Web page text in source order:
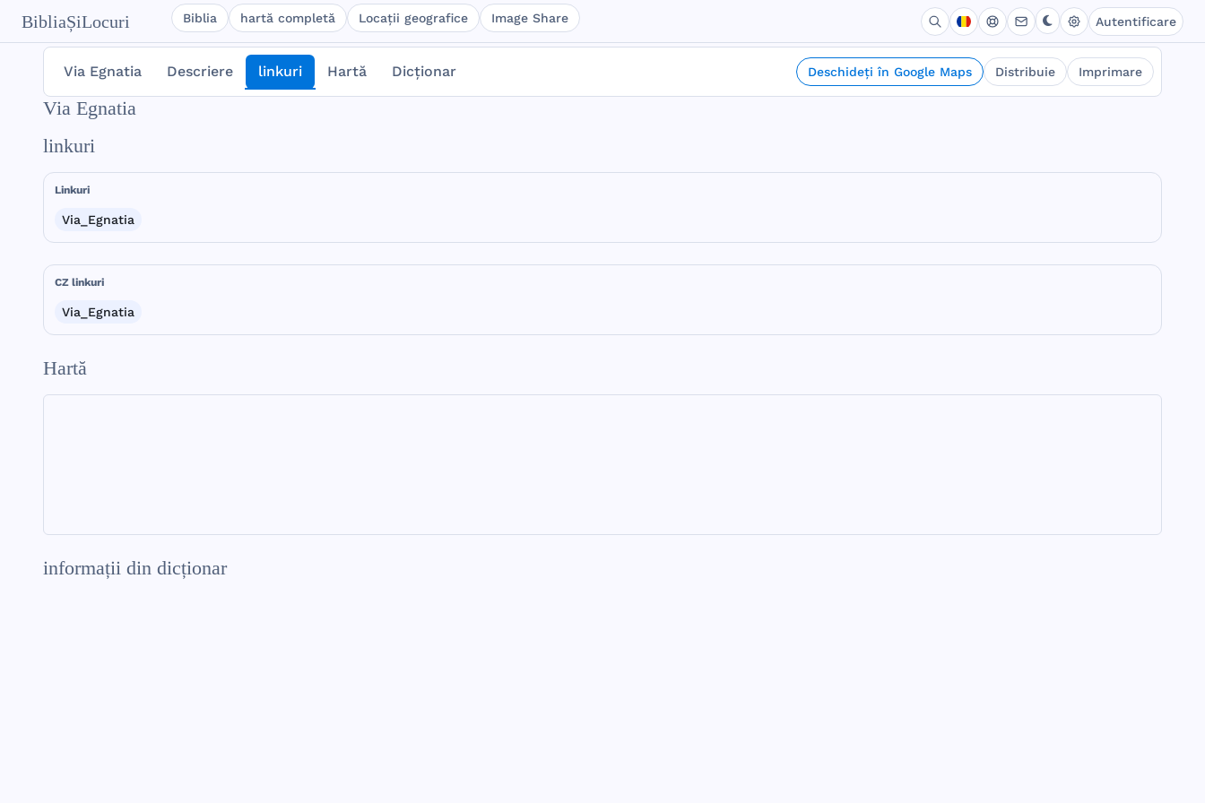
BibliaȘiLocuri Biblia hartă completă Locații geografice Image Share Autentificare
Via Egnatia Descriere linkuri Hartă Dicționar Deschideți în Google Maps Distribuie Imprimare
Via Egnatia
linkuri
Linkuri
Via_Egnatia
CZ linkuri
Via_Egnatia
Hartă
informații din dicționar